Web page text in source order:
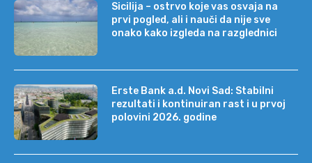
Sicilija – ostrvo koje vas osvaja na
prvi pogled, ali i nauči da nije sve
onako kako izgleda na razglednici
Erste Bank a.d. Novi Sad: Stabilni
rezultati i kontinuiran rast i u prvoj
polovini 2026. godine